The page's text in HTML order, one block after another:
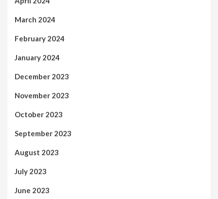
March 2024
February 2024
January 2024
December 2023
November 2023
October 2023
September 2023
August 2023
July 2023
June 2023